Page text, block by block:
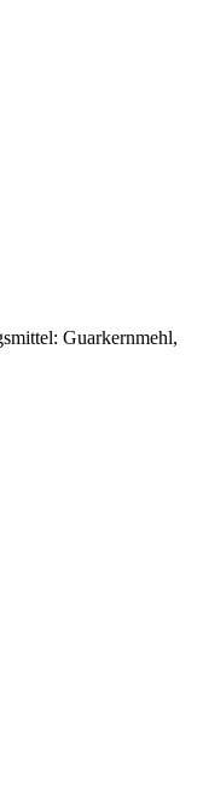
Guarkernmehl,